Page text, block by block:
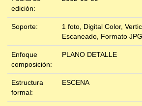
edición:
Soporte:
1 foto, Digital Color,
Escaneado, Formato
Enfoque
composición:
PLANO DETALLE
Estructura
formal:
ESCENA